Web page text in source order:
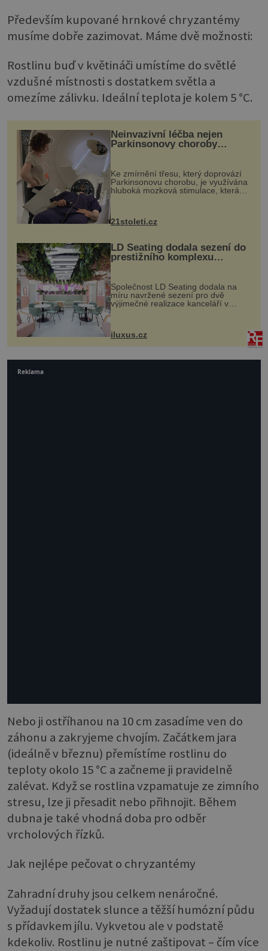
Především kupované hrnkové chryzantémy
musíme dobře zazimovat. Máme dvě možnosti:
Rostlinu buď v květináči umístíme do světlé
vzdušné místnosti s dostatkem světla a
omezíme zálivku. Ideální teplota je kolem 5 °C.
Neinvazivní léčba nejen
Parkinsonovy choroby
Ke zmírnění třesu, který doprovází
Parkinsonovu chorobu, je využívána
hluboká mozková stimulace, která
však vyžaduje vysoce invazivní
k dostatečně přesnému zacílení ...
21stoleti.cz
LD Seating dodala sezení do
prestižního komplexu
MediaCityUK v Salfordu
Společnost LD Seating dodala na
míru navržené sezení pro dvě
výjimečné realizace kanceláří v
areálu MediaCityUK v anglickém
budov Media...
iluxus.cz
Nebo ji ostříhanou na 10 cm zasadíme ven do
záhonu a zakryjeme chvojím. Začátkem jara
(ideálně v březnu) přemístíme rostlinu do
teploty okolo 15 °C a začneme ji pravidelně
zalévat. Když se rostlina vzpamatuje ze zimního
stresu, lze ji přesadit nebo přihnojit. Během
dubna je také vhodná doba pro odběr
vrcholových řízků.
Jak nejlépe pečovat o chryzantémy
Zahradní druhy jsou celkem nenáročné.
Vyžadují dostatek slunce a těžší humózní půdu
s přídavkem jílu. Vykvetou ale v podstatě
kdekoliv. Rostlinu je nutné zaštipovat – čím více
Reklama